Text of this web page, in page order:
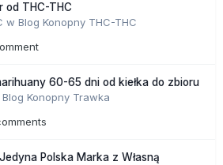
od THC-THC
w Blog Konopny THC-THC
60-65 dni od kiełka do zbioru
Blog Konopny Trawka
Polska Marka z Własną